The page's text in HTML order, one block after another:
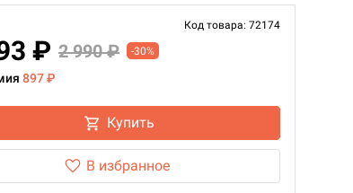
Код товара: 72174
₽ 2 990 ₽ -30%
897 ₽
Купить
В избранное